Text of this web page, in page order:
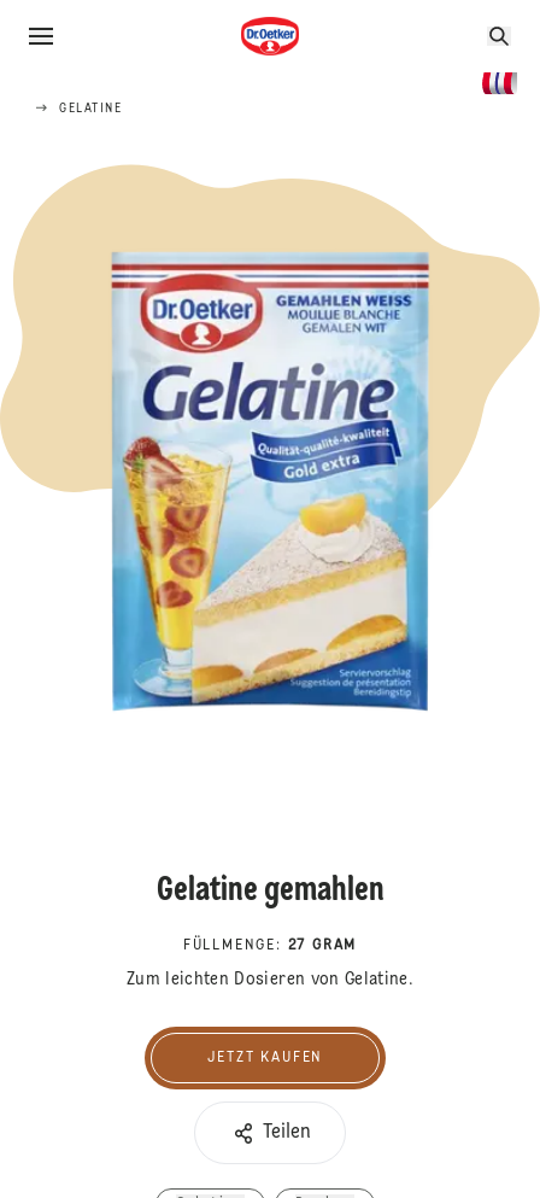
GELATINE
Gelatine gemahlen
FÜLLMENGE : 27 GRAM
Zum leichten Dosieren von Gelatine.
Jetzt kaufen
JETZT KAUFEN
Teilen